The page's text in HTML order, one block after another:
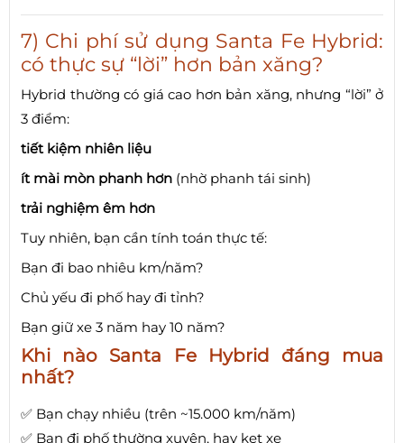
7) Chi phí sử dụng Santa Fe Hybrid:
có thực sự “lời” hơn bản xăng?
Hybrid thường có giá cao hơn bản xăng, nhưng “lời” ở
3 điểm:
tiết kiệm nhiên liệu
ít mài mòn phanh hơn (nhờ phanh tái sinh)
trải nghiệm êm hơn
Tuy nhiên, bạn cần tính toán thực tế:
Bạn đi bao nhiêu km/năm?
Chủ yếu đi phố hay đi tỉnh?
Bạn giữ xe 3 năm hay 10 năm?
Khi nào Santa Fe Hybrid đáng mua
nhất?
✅ Bạn chạy nhiều (trên ~15.000 km/năm)
✅ Bạn đi phố thường xuyên, hay kẹt xe